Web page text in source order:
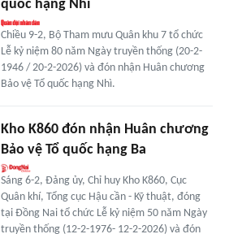
quốc hạng Nhì
Chiều 9-2, Bộ Tham mưu Quân khu 7 tổ chức
Lễ kỷ niệm 80 năm Ngày truyền thống (20-2-
1946 / 20-2-2026) và đón nhận Huân chương
Bảo vệ Tổ quốc hạng Nhì.
Kho K860 đón nhận Huân chương
Bảo vệ Tổ quốc hạng Ba
Sáng 6-2, Đảng ủy, Chỉ huy Kho K860, Cục
Quân khí, Tổng cục Hậu cần - Kỹ thuật, đóng
tại Đồng Nai tổ chức Lễ kỷ niệm 50 năm Ngày
truyền thống (12-2-1976- 12-2-2026) và đón